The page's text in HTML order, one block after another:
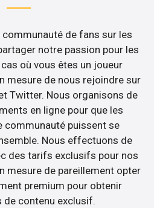
communauté de fans sur les
notre passion pour les
où vous êtes un joueur
mesure de nous rejoindre sur
Twitter. Nous organisons de
en ligne pour que les
communauté puissent se
Nous effectuons de
des tarifs exclusifs pour nos
mesure de pareillement opter
premium pour obtenir
de contenu exclusif.